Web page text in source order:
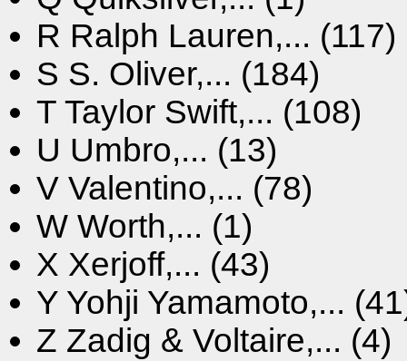
R Ralph Lauren,... (117)
S S. Oliver,... (184)
T Taylor Swift,... (108)
U Umbro,... (13)
V Valentino,... (78)
W Worth,... (1)
X Xerjoff,... (43)
Y Yohji Yamamoto,...
Z Zadig & Voltaire,... (4)